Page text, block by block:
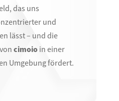
das uns
und
lässt – und die
cimoioin einer
Umgebung fördert.